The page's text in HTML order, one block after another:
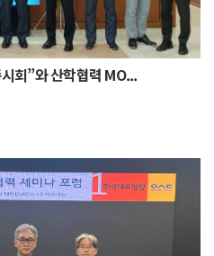
회”와 산학협력 MO...